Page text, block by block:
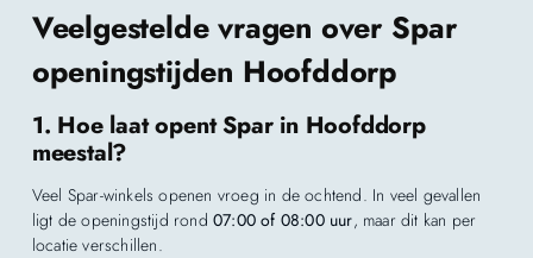
Veelgestelde vragen over Spar
openingstijden Hoofddorp
1. Hoe laat opent Spar in Hoofddorp
meestal?
Veel Spar-winkels openen vroeg in de ochtend. In veel gevallen
ligt de openingstijd rond07:00 of 08:00 uur, maar dit kan per
locatie verschillen.